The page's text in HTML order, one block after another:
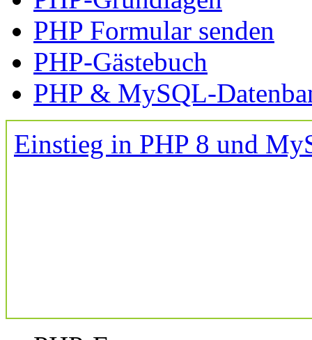
PHP Formular senden
PHP-Gästebuch
PHP & MySQL-
Einstieg in PHP 8 und
PHP-Forum